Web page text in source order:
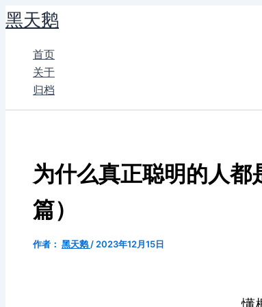
跳
至
黑天鹅
首页
关于
归档
为什么真正聪明的人都
篇）
作者： 黑天鹅 / 2023年12月15日